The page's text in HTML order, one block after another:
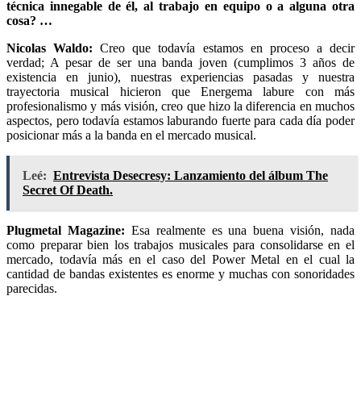
técnica innegable de él, al trabajo en equipo o a alguna otra
cosa? …
Nicolas Waldo: Creo que todavía estamos en proceso a decir
verdad; A pesar de ser una banda joven (cumplimos 3 años de
existencia en junio), nuestras experiencias pasadas y nuestra
trayectoria musical hicieron que Energema labure con más
profesionalismo y más visión, creo que hizo la diferencia en muchos
aspectos, pero todavía estamos laburando fuerte para cada día poder
posicionar más a la banda en el mercado musical.
Leé: Entrevista Desecresy: Lanzamiento del álbum The
Secret Of Death.
Plugmetal Magazine: Esa realmente es una buena visión, nada
como preparar bien los trabajos musicales para consolidarse en el
mercado, todavía más en el caso del Power Metal en el cual la
cantidad de bandas existentes es enorme y muchas con sonoridades
parecidas.